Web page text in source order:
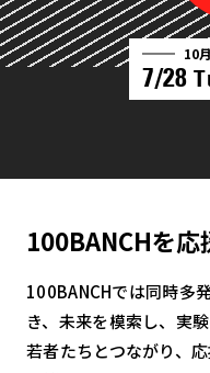
10
7/28
100BANCHを応
100BANCHでは同時多
き、未来を模索し、実
若者たちとつながり、